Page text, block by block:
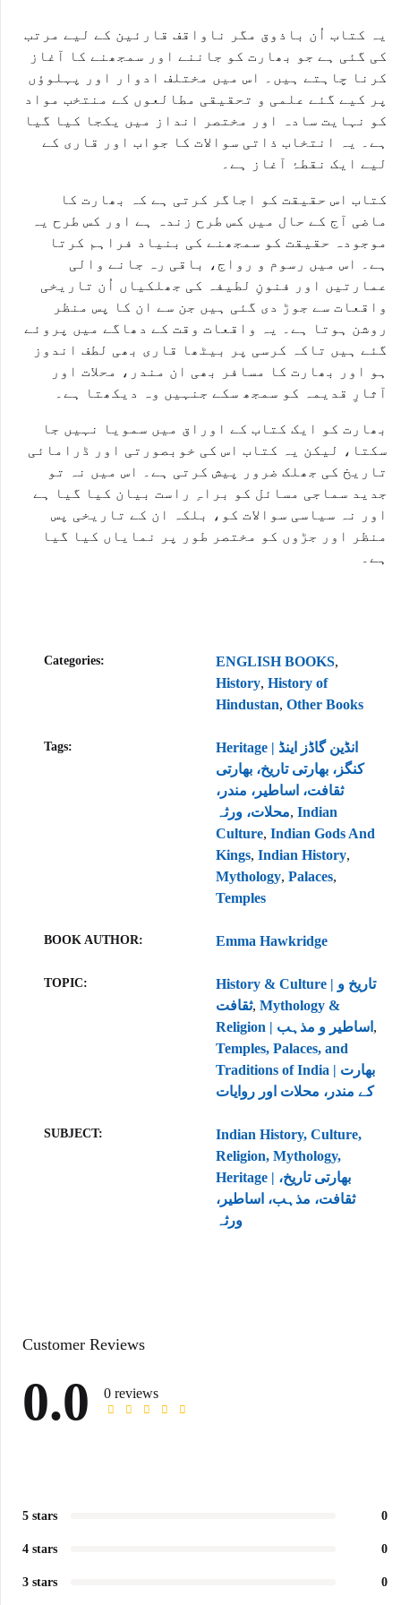
یہ کتاب اُن باذوق مگر ناواقف قارئین کے لیے مرتب
کی گئی ہے جو بھارت کو جاننے اور سمجھنے کا آغاز
کرنا چاہتے ہیں۔ اس میں مختلف ادوار اور پہلوؤں
پر کیے گئے علمی و تحقیقی مطالعوں کے منتخب مواد
کو نہایت سادہ اور مختصر انداز میں یکجا کیا گیا
ہے۔ یہ انتخاب ذاتی سوالات کا جواب اور قاری کے
لیے ایک نقطۂ آغاز ہے۔
کتاب اس حقیقت کو اجاگر کرتی ہے کہ بھارت کا
ماضی آج کے حال میں کس طرح زندہ ہے اور کس طرح یہ
موجودہ حقیقت کو سمجھنے کی بنیاد فراہم کرتا
ہے۔ اس میں رسوم و رواج، باقی رہ جانے والی
عمارتیں اور فنونِ لطیفہ کی جھلکیاں اُن تاریخی
واقعات سے جوڑ دی گئی ہیں جن سے ان کا پس منظر
روشن ہوتا ہے۔ یہ واقعات وقت کے دھاگے میں پروئے
گئے ہیں تاکہ کرسی پر بیٹھا قاری بھی لطف اندوز
ہو اور بھارت کا مسافر بھی ان مندر، محلات اور
آثارِ قدیمہ کو سمجھ سکے جنہیں وہ دیکھتا ہے۔
بھارت کو ایک کتاب کے اوراق میں سمویا نہیں جا
سکتا، لیکن یہ کتاب اس کی خوبصورتی اور ڈرامائی
تاریخ کی جھلک ضرور پیش کرتی ہے۔ اس میں نہ تو
جدید سماجی مسائل کو براہِ راست بیان کیا گیا ہے
اور نہ سیاسی سوالات کو، بلکہ ان کے تاریخی پس
منظر اور جڑوں کو مختصر طور پر نمایاں کیا گیا
ہے۔
Categories: ENGLISH BOOKS,
History, History of
Hindustan, Other Books
Tags:
Heritage | انڈین گاڈز اینڈ
کنگز، بھارتی تاریخ، بھارتی
ثقافت، اساطیر، مندر،
محلات، ورثہ, Indian
Culture, Indian Gods And
Kings, Indian History,
Mythology, Palaces,
Temples
BOOK AUTHOR Emma Hawkridge
TOPIC
History & Culture | تاریخ و
ثقافت, Mythology &
Religion | اساطیر و مذہب ,
Temples, Palaces, and
Traditions of India | بھارت
کے مندر، محلات اور روایات
SUBJECT
Indian History, Culture,
Religion, Mythology,
Heritage | بھارتی تاریخ،
ثقافت، مذہب، اساطیر،
ورثہ
Customer Reviews
0.0 0 reviews
5 stars 0
4 stars 0
3 stars 0